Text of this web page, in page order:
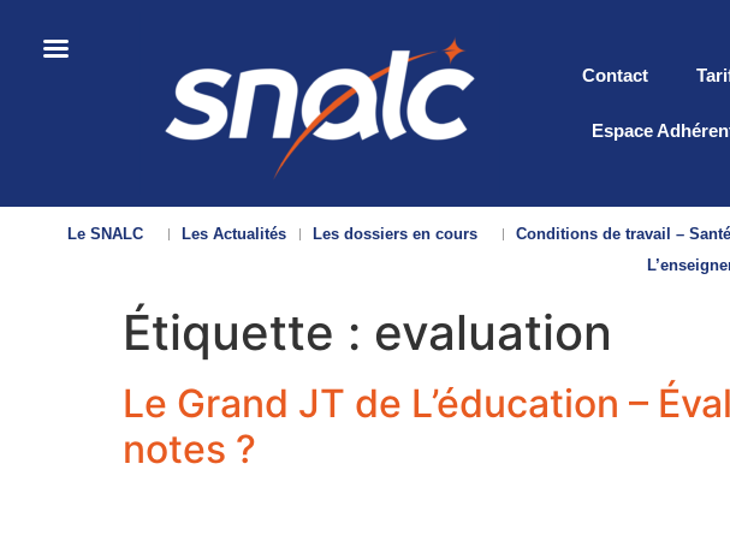
Contact
Espace
Le SNALC Les Actualités Les dossiers en cours Conditions de travail – Santé
Étiquette : evaluation
Le Grand JT de L’éducation –
notes ?